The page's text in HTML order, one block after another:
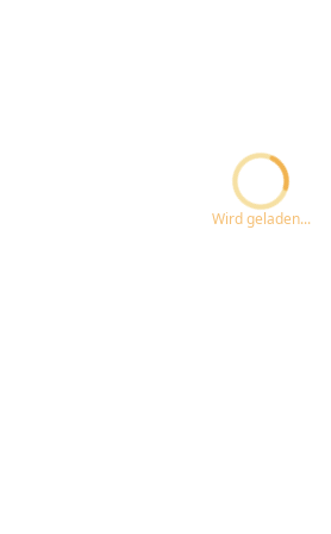
Wird geladen...